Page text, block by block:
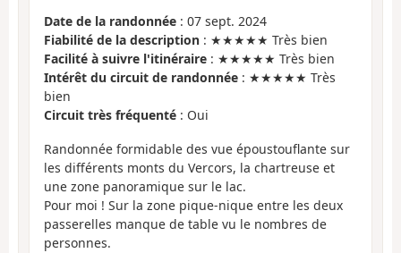
Date de la randonnée : 07 sept. 2024
Fiabilité de la description : ★★★★★ Très bien
Facilité à suivre l'itinéraire : ★★★★★ Très bien
Intérêt du circuit de randonnée : ★★★★★ Très
bien
Circuit très fréquenté : Oui
Randonnée formidable des vue époustouflante sur
les différents monts du Vercors, la chartreuse et
une zone panoramique sur le lac.
Pour moi ! Sur la zone pique-nique entre les deux
passerelles manque de table vu le nombres de
personnes.